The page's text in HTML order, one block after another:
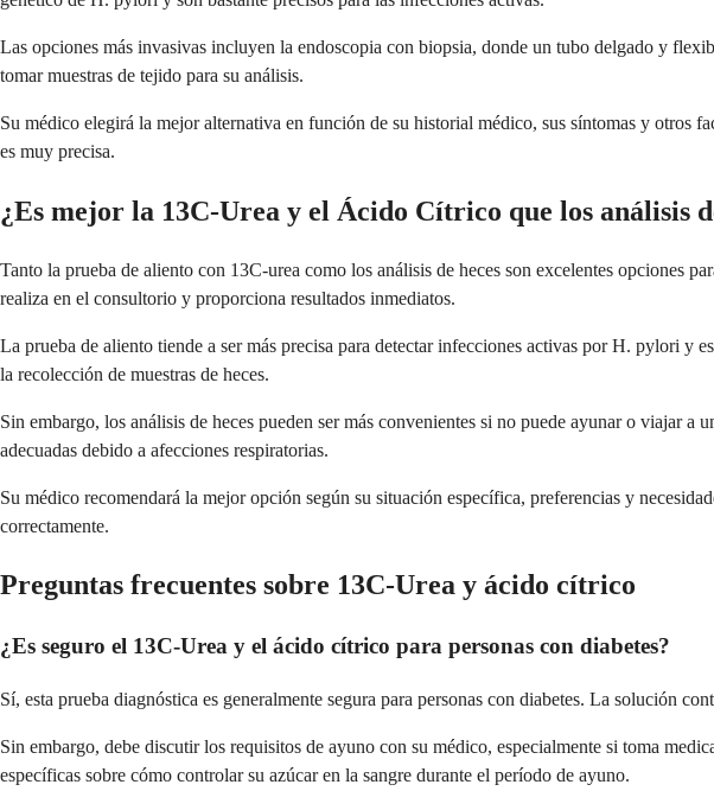
Las opciones más invasivas incluyen la endoscopia con biopsia, donde un tubo delgado y
tomar muestras de tejido para su análisis.
Su médico elegirá la mejor alternativa en función de su historial médico, sus síntomas y otros
es muy precisa.
¿Es mejor la 13C-Urea y el Ácido Cítrico que los análisis
Tanto la prueba de aliento con 13C-urea como los análisis de heces son excelentes opciones
realiza en el consultorio y proporciona resultados inmediatos.
La prueba de aliento tiende a ser más precisa para detectar infecciones activas por H. pylori y
la recolección de muestras de heces.
Sin embargo, los análisis de heces pueden ser más convenientes si no puede ayunar o viajar
adecuadas debido a afecciones respiratorias.
Su médico recomendará la mejor opción según su situación específica, preferencias y
correctamente.
Preguntas frecuentes sobre 13C-Urea y ácido cítrico
¿Es seguro el 13C-Urea y el ácido cítrico para personas con diabetes?
Sí, esta prueba diagnóstica es generalmente segura para personas con diabetes. La solución
Sin embargo, debe discutir los requisitos de ayuno con su médico, especialmente si toma
específicas sobre cómo controlar su azúcar en la sangre durante el período de ayuno.